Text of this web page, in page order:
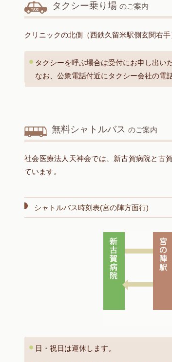
タクシー乗り場 のご案内
クリニックの北側（西鉄久留米駅側玄関右手
タクシーを呼ぶ場合は受付にお申し出い
なお、公衆電話付近にタクシー会社の電
無料シャトルバス のご案内
社会医療法人天神会では、新古賀病院と古
ています。
シャトルバス時刻表(宮の陣方面行)
日・祝日は運休します。